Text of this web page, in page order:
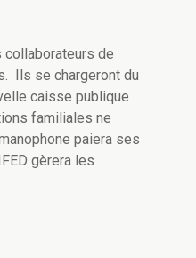
collaborateurs de
Ils se chargeront du
caisse publique
familiales ne
paiera ses
gèrera les